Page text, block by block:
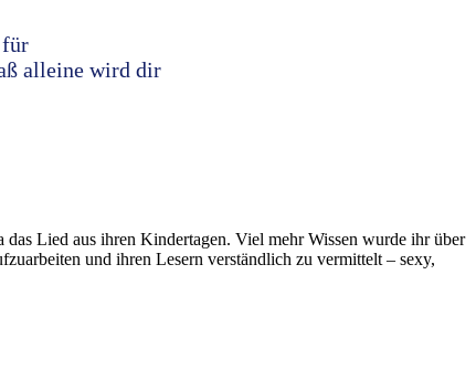
für
alleine wird dir
Lied aus ihren Kindertagen. Viel mehr Wissen wurde ihr über
und ihren Lesern verständlich zu vermittelt – sexy,